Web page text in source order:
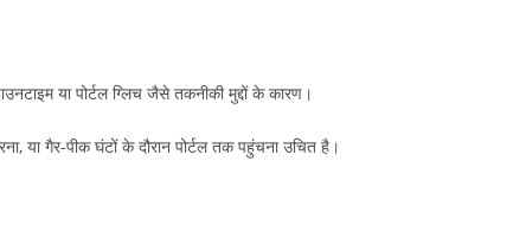
या पोर्टल ग्लिच जैसे तकनीकी मुद्दों के कारण।
या गैर-पीक घंटों के दौरान पोर्टल तक पहुंचना उचित है।